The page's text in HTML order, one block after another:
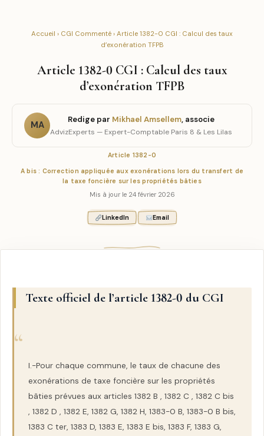
Accueil › CGI Commenté › Article 1382-0 CGI : Calcul des taux
d’exonération TFPB
Article 1382-0 CGI : Calcul des taux
d’exonération TFPB
MA
Redige par Mikhael Amsellem, associe
AdvizExperts — Expert-Comptable Paris 8 & Les Lilas
Article 1382-0
A bis : Correction appliquée aux exonérations lors du transfert de
la taxe foncière sur les propriétés bâties
Mis à jour le 24 février 2026
LinkedIn Email
Texte officiel de l’article 1382-0 du CGI
I.-Pour chaque commune, le taux de chacune des
exonérations de taxe foncière sur les propriétés
bâties prévues aux articles 1382 B , 1382 C , 1382 C bis
, 1382 D , 1382 E, 1382 G, 1382 H, 1383-0 B, 1383-0 B bis,
1383 C ter, 1383 D, 1383 E, 1383 E bis, 1383 F, 1383 G,